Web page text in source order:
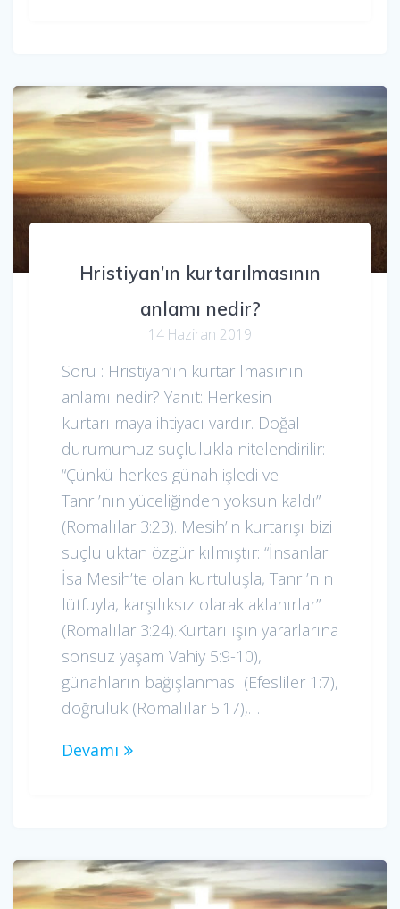
Hristiyan’ın kurtarılmasının
anlamı nedir?
14 Haziran 2019
Soru : Hristiyan’ın kurtarılmasının
anlamı nedir? Yanıt: Herkesin
kurtarılmaya ihtiyacı vardır. Doğal
durumumuz suçlulukla nitelendirilir:
“Çünkü herkes günah işledi ve
Tanrı’nın yüceliğinden yoksun kaldı”
(Romalılar 3:23). Mesih’in kurtarışı bizi
suçluluktan özgür kılmıştır: “İnsanlar
İsa Mesih’te olan kurtuluşla, Tanrı’nın
lütfuyla, karşılıksız olarak aklanırlar”
(Romalılar 3:24).Kurtarılışın yararlarına
sonsuz yaşam Vahiy 5:9-10),
günahların bağışlanması (Efesliler 1:7),
doğruluk (Romalılar 5:17),…
Devamı